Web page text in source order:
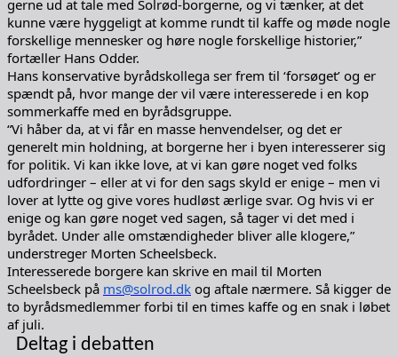
gerne ud at tale med Solrød-borgerne, og vi tænker, at det
kunne være hyggeligt at komme rundt til kaffe og møde nogle
forskellige mennesker og høre nogle forskellige historier,”
fortæller Hans Odder.
Hans konservative byrådskollega ser frem til ‘forsøget’ og er
spændt på, hvor mange der vil være interesserede i en kop
sommerkaffe med en byrådsgruppe.
“Vi håber da, at vi får en masse henvendelser, og det er
generelt min holdning, at borgerne her i byen interesserer sig
for politik. Vi kan ikke love, at vi kan gøre noget ved folks
udfordringer – eller at vi for den sags skyld er enige – men vi
lover at lytte og give vores hudløst ærlige svar. Og hvis vi er
enige og kan gøre noget ved sagen, så tager vi det med i
byrådet. Under alle omstændigheder bliver alle klogere,”
understreger Morten Scheelsbeck.
Interesserede borgere kan skrive en mail til Morten
Scheelsbeck på ms@solrod.dk og aftale nærmere. Så kigger de
to byrådsmedlemmer forbi til en times kaffe og en snak i løbet
af juli.
Deltag i debatten